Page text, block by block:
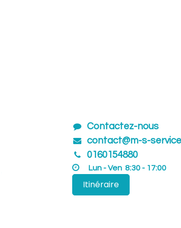
Contactez-nous
contact@m-s-
01601​54880
Lun - Ven 8:30 - 17:00
Itinéraire